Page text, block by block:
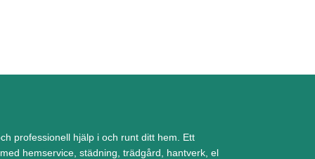
professionell hjälp i och runt ditt hem. Ett
hemservice, städning, trädgård, hantverk, el